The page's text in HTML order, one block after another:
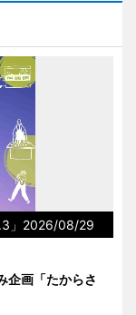
」2026/08/29
企画「たからさ